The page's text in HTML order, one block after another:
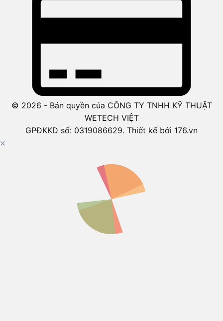
© 2026 - Bản quyền của CÔNG TY TNHH KỸ THUẬT
WETECH VIỆT
GPĐKKD số: 0319086629. Thiết kế bởi 176.vn